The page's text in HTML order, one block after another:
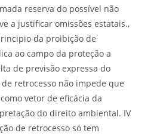
reserva do possível não
a justificar omissões estatais.,
da proibição de
ao campo da proteção a
de previsão expressa do
retrocesso não impede que
vetor de eficácia da
do direito ambiental. IV
de retrocesso só tem